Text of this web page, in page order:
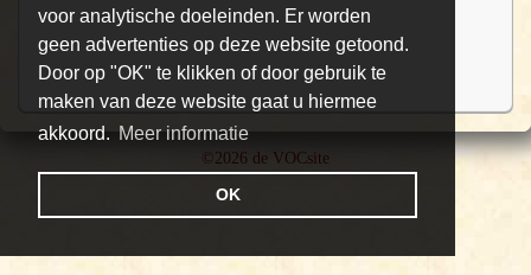
voor analytische doeleinden. Er worden
geen advertenties op deze website getoond.
Door op "OK" te klikken of door gebruik te
maken van deze website gaat u hiermee
akkoord. Meer informatie
OK
©2026 de VOCsite